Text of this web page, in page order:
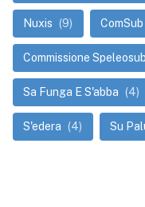
Nuxis (9) ComSub
Commissione
Sa Funga E S'abba (4)
S'edera (4) Su